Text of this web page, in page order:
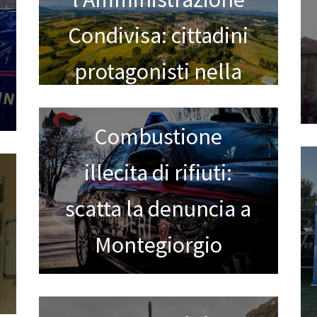
Condivisa: cittadini
protagonisti nella
cura dei beni
comuni
Combustione
illecita di rifiuti:
scatta la denuncia a
Montegiorgio